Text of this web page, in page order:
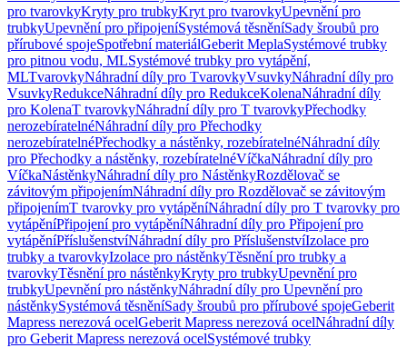
pro tvarovkyKryty pro trubkyKryt pro tvarovkyUpevnění pro
trubkyUpevnění pro připojeníSystémová těsněníSady šroubů pro
přírubové spojeSpotřební materiálGeberit MeplaSystémové trubky
pro pitnou vodu, MLSystémové trubky pro vytápění,
MLTvarovkyNáhradní díly pro TvarovkyVsuvkyNáhradní díly pro
VsuvkyRedukceNáhradní díly pro RedukceKolenaNáhradní díly
pro KolenaT tvarovkyNáhradní díly pro T tvarovkyPřechodky
nerozebíratelnéNáhradní díly pro Přechodky
nerozebíratelnéPřechodky a nástěnky, rozebíratelnéNáhradní díly
pro Přechodky a nástěnky, rozebíratelnéVíčkaNáhradní díly pro
VíčkaNástěnkyNáhradní díly pro NástěnkyRozdělovač se
závitovým připojenímNáhradní díly pro Rozdělovač se závitovým
připojenímT tvarovky pro vytápěníNáhradní díly pro T tvarovky pro
vytápěníPřipojení pro vytápěníNáhradní díly pro Připojení pro
vytápěníPříslušenstvíNáhradní díly pro PříslušenstvíIzolace pro
trubky a tvarovkyIzolace pro nástěnkyTěsnění pro trubky a
tvarovkyTěsnění pro nástěnkyKryty pro trubkyUpevnění pro
trubkyUpevnění pro nástěnkyNáhradní díly pro Upevnění pro
nástěnkySystémová těsněníSady šroubů pro přírubové spojeGeberit
Mapress nerezová ocelGeberit Mapress nerezová ocelNáhradní díly
pro Geberit Mapress nerezová ocelSystémové trubky